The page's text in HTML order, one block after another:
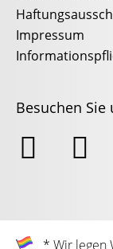
Impressum
Besuchen
 
* Wir legen